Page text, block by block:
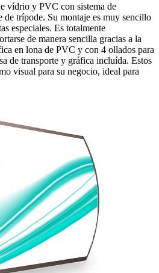
vídrio y PVC con sistema de
de trípode. Su montaje es muy sencillo
especiales. Es totalmente
de manera sencilla gracias a la
en lona de PVC y con 4 ollados para
de transporte y gráfica incluída. Estos
visual para su negocio, ideal para